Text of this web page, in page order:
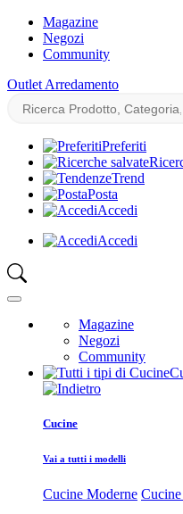
Magazine
Negozi
Community
Outlet Arredamento
Preferiti
Trend
Posta
Accedi
Accedi
Magazine
Negozi
Community
Cucine
Vai a tutti i modelli
Cucine Moderne